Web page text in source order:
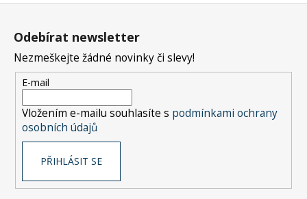
Z
Odebírat newsletter
Nezmeškejte žádné novinky či slevy!
E-mail
Vložením e-mailu souhlasíte s podmínkami ochrany
osobních údajů
PŘIHLÁSIT SE